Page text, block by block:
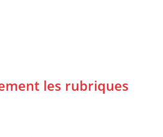
les rubriques